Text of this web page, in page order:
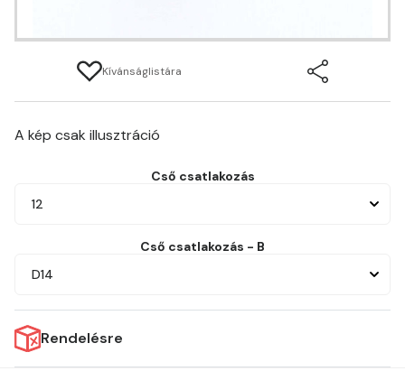
Kívánságlistára
A kép csak illusztráció
Cső csatlakozás
12
Cső csatlakozás - B
D14
Rendelésre